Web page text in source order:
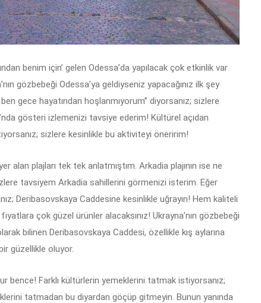
benim için’ gelen Odessa’da yapılacak çok etkinlik var
gözbebeği Odessa’ya geldiyseniz yapacağınız ilk şey
gece hayatından hoşlanmıyorum” diyorsanız; sizlere
gösteri izlemenizi tavsiye ederim! Kültürel açıdan
sizlere kesinlikle bu aktiviteyi öneririm!
alan plajları tek tek anlatmıştım. Arkadia plajının ise ne
tavsiyem Arkadia sahillerini görmenizi isterim. Eğer
Deribasovskaya Caddesine kesinlikle uğrayın! Hem kaliteli
çok güzel ürünler alacaksınız! Ukrayna’nın gözbebeği
bilinen Deribasovskaya Caddesi, özellikle kış aylarına
güzellikle oluyor.
bence! Farklı kültürlerin yemeklerini tatmak istiyorsanız;
tatmadan bu diyardan göçüp gitmeyin. Bunun yanında